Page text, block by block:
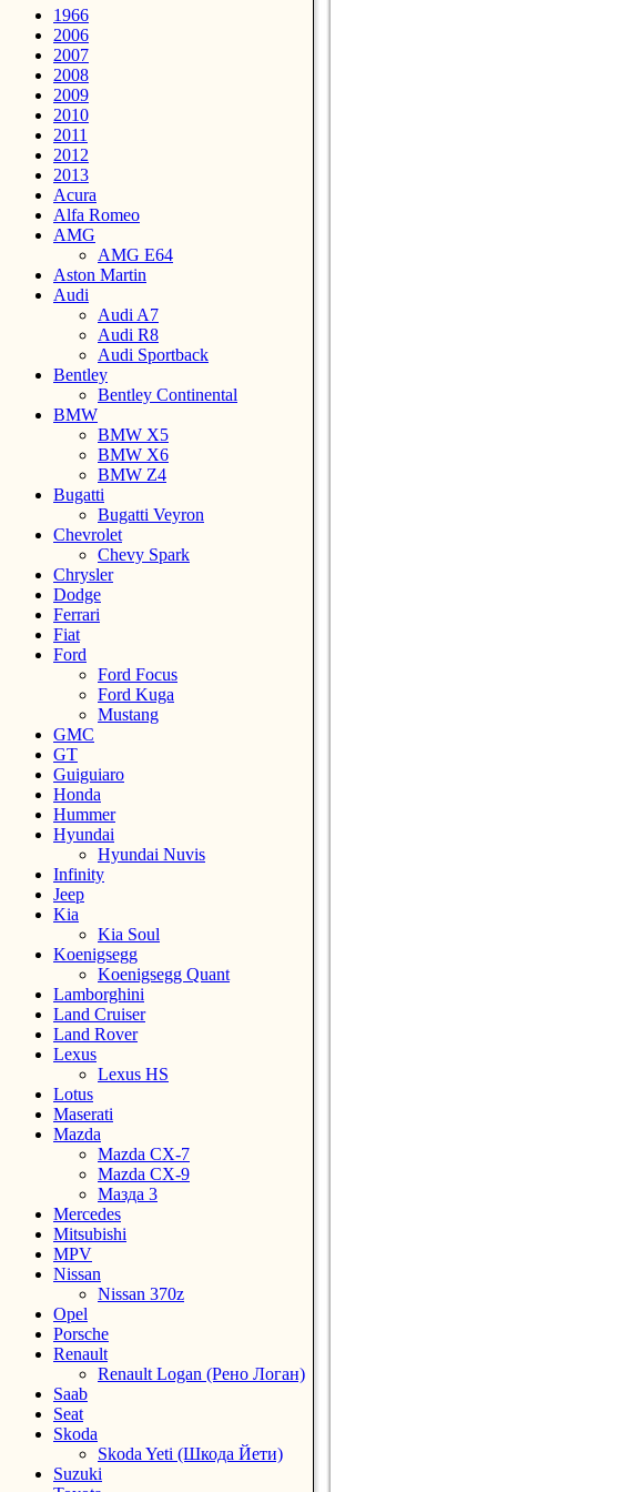
1966
2006
2007
2008
2009
2010
2011
2012
2013
Acura
Alfa Romeo
AMG
AMG E64
Aston Martin
Audi
Audi A7
Audi R8
Audi Sportback
Bentley
Bentley Continental
BMW
BMW X5
BMW X6
BMW Z4
Bugatti
Bugatti Veyron
Chevrolet
Chevy Spark
Chrysler
Dodge
Ferrari
Fiat
Ford
Ford Focus
Ford Kuga
Mustang
GMC
GT
Guiguiaro
Honda
Hummer
Hyundai
Hyundai Nuvis
Infinity
Jeep
Kia
Kia Soul
Koenigsegg
Koenigsegg Quant
Lamborghini
Land Cruiser
Land Rover
Lexus
Lexus HS
Lotus
Maserati
Mazda
Mazda CX-7
Mazda CX-9
Мазда 3
Mercedes
Mitsubishi
MPV
Nissan
Nissan 370z
Opel
Porsche
Renault
Renault Logan (Рено Логан)
Saab
Seat
Skoda
Skoda Yeti (Шкода Йети)
Suzuki